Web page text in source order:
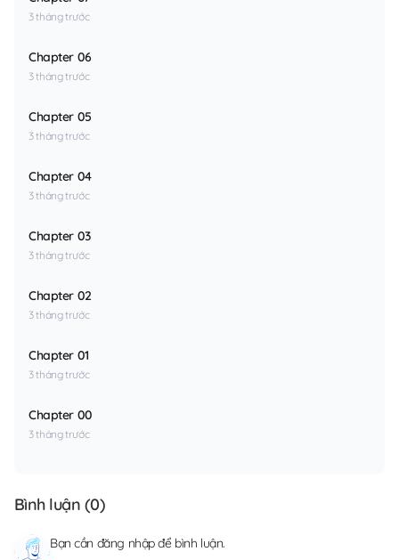
3 tháng trước
Chapter 06
3 tháng trước
Chapter 05
3 tháng trước
Chapter 04
3 tháng trước
Chapter 03
3 tháng trước
Chapter 02
3 tháng trước
Chapter 01
3 tháng trước
Chapter 00
3 tháng trước
Bình luận (0)
Bạn cần đăng nhậpđể bình luận.